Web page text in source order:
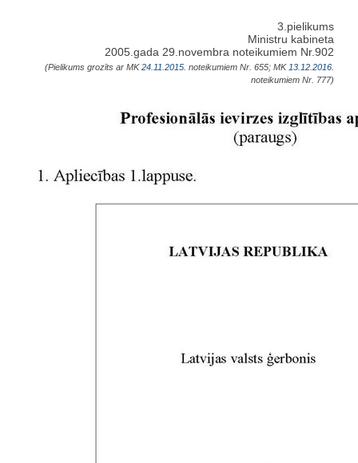
3.pielikums
Ministru kabineta
2005.gada 29.novembra noteikumiem Nr.902
(Pielikums grozīts ar MK24.11.2015. noteikumiem Nr. 655; MK 13.12.2016.
noteikumiem Nr. 777)